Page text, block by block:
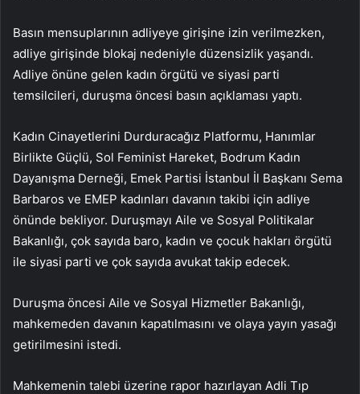
Basın mensuplarının adliyeye girişine izin verilmezken,
adliye girişinde blokaj nedeniyle düzensizlik yaşandı.
Adliye önüne gelen kadın örgütü ve siyasi parti
temsilcileri, duruşma öncesi basın açıklaması yaptı.
Kadın Cinayetlerini Durduracağız Platformu, Hanımlar
Birlikte Güçlü, Sol Feminist Hareket, Bodrum Kadın
Dayanışma Derneği, Emek Partisi İstanbul İl Başkanı Sema
Barbaros ve EMEP kadınları davanın takibi için adliye
önünde bekliyor. Duruşmayı Aile ve Sosyal Politikalar
Bakanlığı, çok sayıda baro, kadın ve çocuk hakları örgütü
ile siyasi parti ve çok sayıda avukat takip edecek.
Duruşma öncesi Aile ve Sosyal Hizmetler Bakanlığı,
mahkemeden davanın kapatılmasını ve olaya yayın yasağı
getirilmesini istedi.
Mahkemenin talebi üzerine rapor hazırlayan Adli Tıp